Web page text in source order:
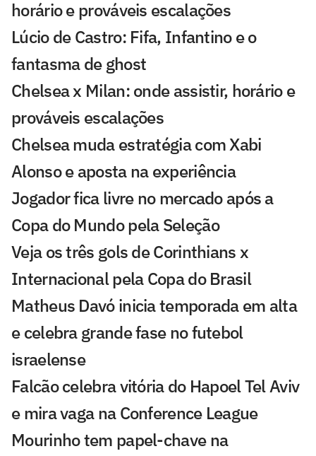
horário e prováveis escalações
Lúcio de Castro: Fifa, Infantino e o
fantasma de ghost
Chelsea x Milan: onde assistir, horário e
prováveis escalações
Chelsea muda estratégia com Xabi
Alonso e aposta na experiência
Jogador fica livre no mercado após a
Copa do Mundo pela Seleção
Veja os três gols de Corinthians x
Internacional pela Copa do Brasil
Matheus Davó inicia temporada em alta
e celebra grande fase no futebol
israelense
Falcão celebra vitória do Hapoel Tel Aviv
e mira vaga na Conference League
Mourinho tem papel-chave na